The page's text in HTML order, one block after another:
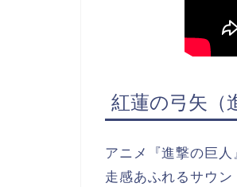
紅蓮の弓矢（
アニメ『進撃の巨
走感あふれるサウ